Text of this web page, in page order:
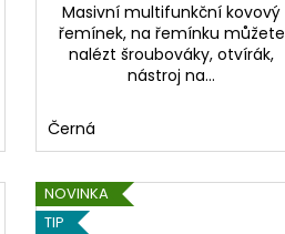
Masivní multifunkční kovový
řemínek, na řemínku můžete
nalézt šroubováky, otvírák,
nástroj na...
Černá
NOVINKA
TIP